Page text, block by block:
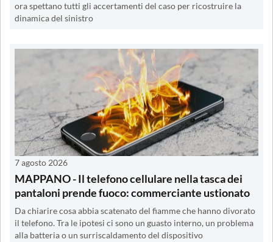
ora spettano tutti gli accertamenti del caso per ricostruire la
dinamica del sinistro
7 agosto 2026
MAPPANO - Il telefono cellulare nella tasca dei
pantaloni prende fuoco: commerciante ustionato
Da chiarire cosa abbia scatenato del fiamme che hanno divorato
il telefono. Tra le ipotesi ci sono un guasto interno, un problema
alla batteria o un surriscaldamento del dispositivo